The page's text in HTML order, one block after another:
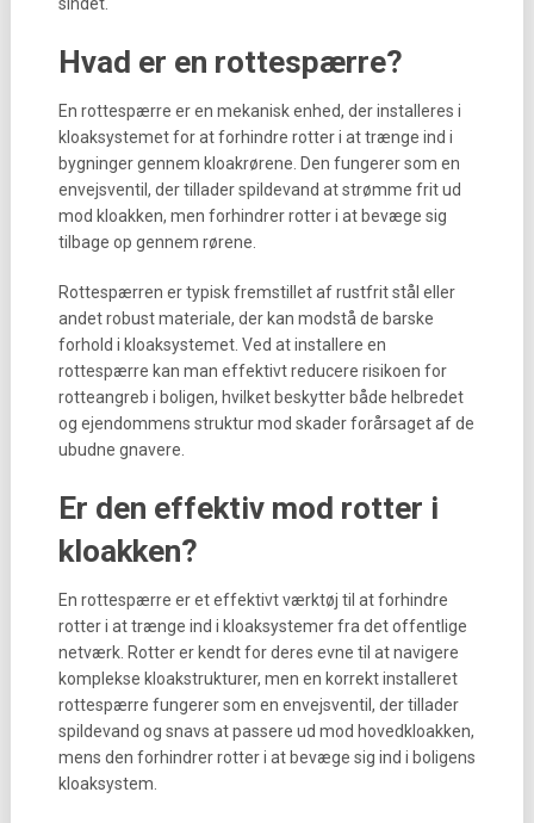
Hvad er en rottespærre?
En rottespærre er en mekanisk enhed, der installeres i
kloaksystemet for at forhindre rotter i at trænge ind i
bygninger gennem kloakrørene. Den fungerer som en
envejsventil, der tillader spildevand at strømme frit ud
mod kloakken, men forhindrer rotter i at bevæge sig
tilbage op gennem rørene.
Rottespærren er typisk fremstillet af rustfrit stål eller
andet robust materiale, der kan modstå de barske
forhold i kloaksystemet. Ved at installere en
rottespærre kan man effektivt reducere risikoen for
rotteangreb i boligen, hvilket beskytter både helbredet
og ejendommens struktur mod skader forårsaget af de
ubudne gnavere.
Er den effektiv mod rotter i
kloakken?
En rottespærre er et effektivt værktøj til at forhindre
rotter i at trænge ind i kloaksystemer fra det offentlige
netværk. Rotter er kendt for deres evne til at navigere
komplekse kloakstrukturer, men en korrekt installeret
rottespærre fungerer som en envejsventil, der tillader
spildevand og snavs at passere ud mod hovedkloakken,
mens den forhindrer rotter i at bevæge sig ind i boligens
kloaksystem.